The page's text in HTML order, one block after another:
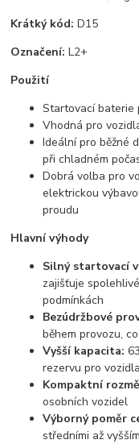
Krátký kód: D15
Označení: L2+
Použití
Startovací baterie
Vhodná pro
Ideální pro běžné
při chladném
Dobrá volba pro
elektrickou
proudu
Hlavní výhody
Silný startovací
zajišťuje
podmínkách
Bezúdržbové
během provozu,
Vyšší kapacita:
rezervu pro
Kompaktní
osobních vozidel
Výborný poměr
středními až